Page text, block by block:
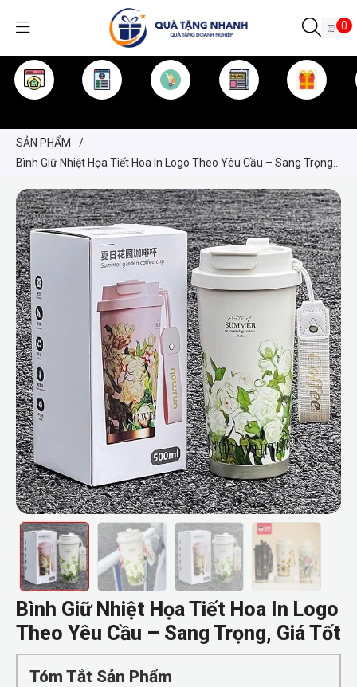
0
SẢN PHẨM
/
Bình Giữ Nhiệt Họa Tiết Hoa In Logo Theo Yêu Cầu – Sang Trọng,
Bình Giữ Nhiệt Họa Tiết Hoa In Logo
Theo Yêu Cầu – Sang Trọng, Giá Tốt
Tóm Tắt Sản Phẩm